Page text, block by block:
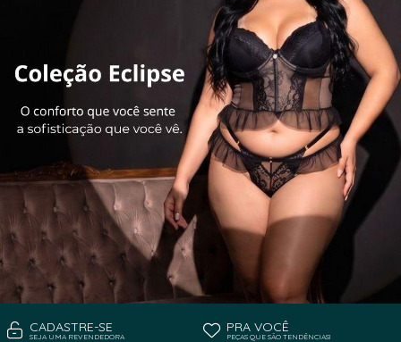
CADASTRE-SE
SEJA UMA REVENDEDORA
PRA VOCÊ
PEÇAS QUE SÃO TENDÊNCIAS!